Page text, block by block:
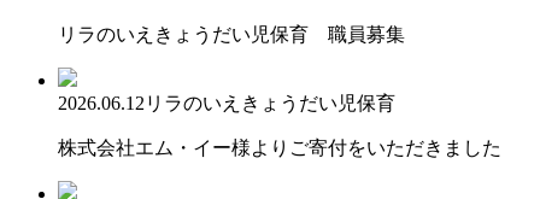
リラのいえきょうだい児保育 職員募集
2026.06.12 リラのいえ きょうだい児保育
株式会社エム・イー様よりご寄付をいただきました